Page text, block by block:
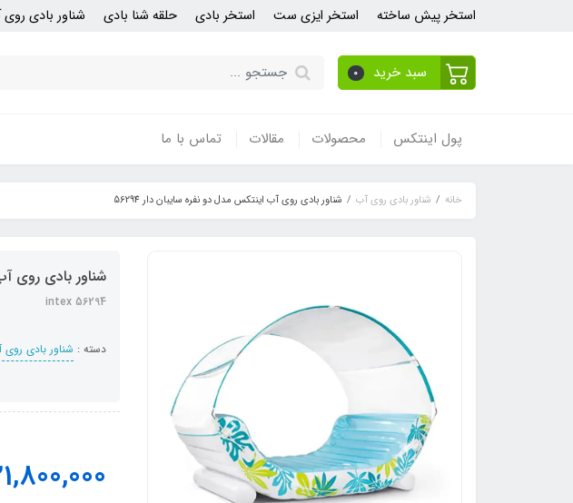
استخر پیش ساخته استخر ایزی ست استخر بادی حلقه شنا بادی شناور بادی
سبد خرید 0
پول اینتکس محصولات مقالات تماس با ما
خانه شناور بادی روی آب شناور بادی روی آب اینتکس مدل دو نفره سایبان دار 56294
شناور بادی روی آب
intex 56294
دسته : شناور بادی